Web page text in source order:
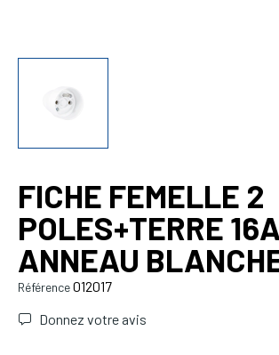
FICHE FEMELLE 2
POLES+TERRE
ANNEAU
Référence012017
Donnez votre avis